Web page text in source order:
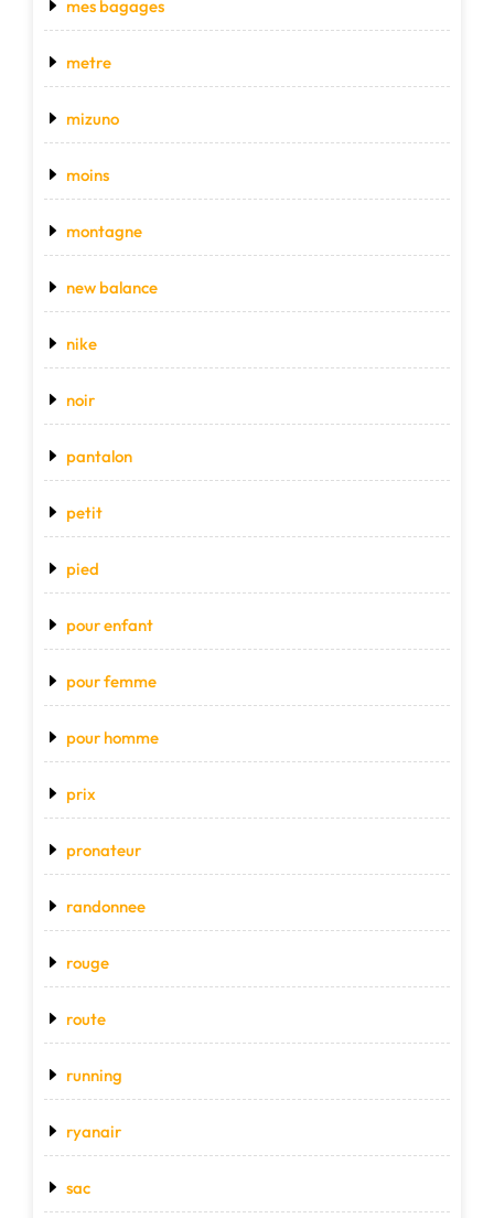
mes bagages
metre
mizuno
moins
montagne
new balance
nike
noir
pantalon
petit
pied
pour enfant
pour femme
pour homme
prix
pronateur
randonnee
rouge
route
running
ryanair
sac